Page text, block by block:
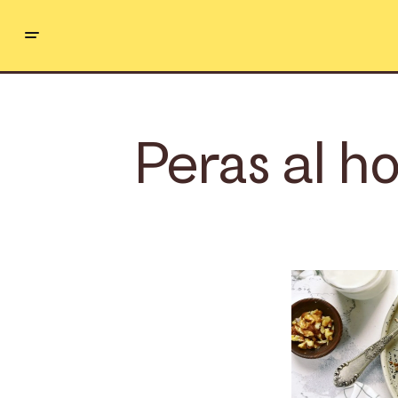
Peras al